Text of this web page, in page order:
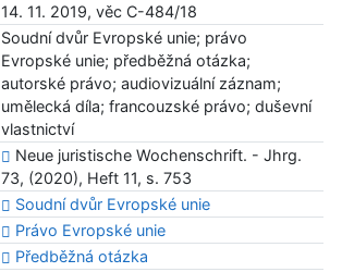
14. 11. 2019, věc C-484/18
Soudní dvůr Evropské unie; právo
Evropské unie; předběžná otázka;
autorské právo; audiovizuální záznam;
umělecká díla; francouzské právo; duševní
vlastnictví
Neue juristische Wochenschrift. - Jhrg.
73, (2020), Heft 11, s. 753
Soudní dvůr Evropské unie
Právo Evropské unie
Předběžná otázka